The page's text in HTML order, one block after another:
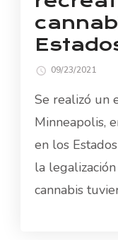
09/23/2021
Se realizó un
Minneapolis,
en los
la
cannabis